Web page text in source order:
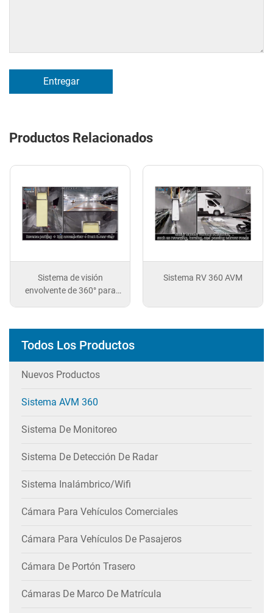
Entregar
Productos Relacionados
Sistema RV 360 AVM
Sistema de monitoreo de
Todos Los Productos
Nuevos Productos
Sistema AVM 360
Sistema De Monitoreo
Sistema De Detección De Radar
Sistema Inalámbrico/wifi
Cámara Para Vehículos Comerciales
Cámara Para Vehículos De Pasajeros
Cámara De Portón Trasero
Cámaras De Marco De Matrícula